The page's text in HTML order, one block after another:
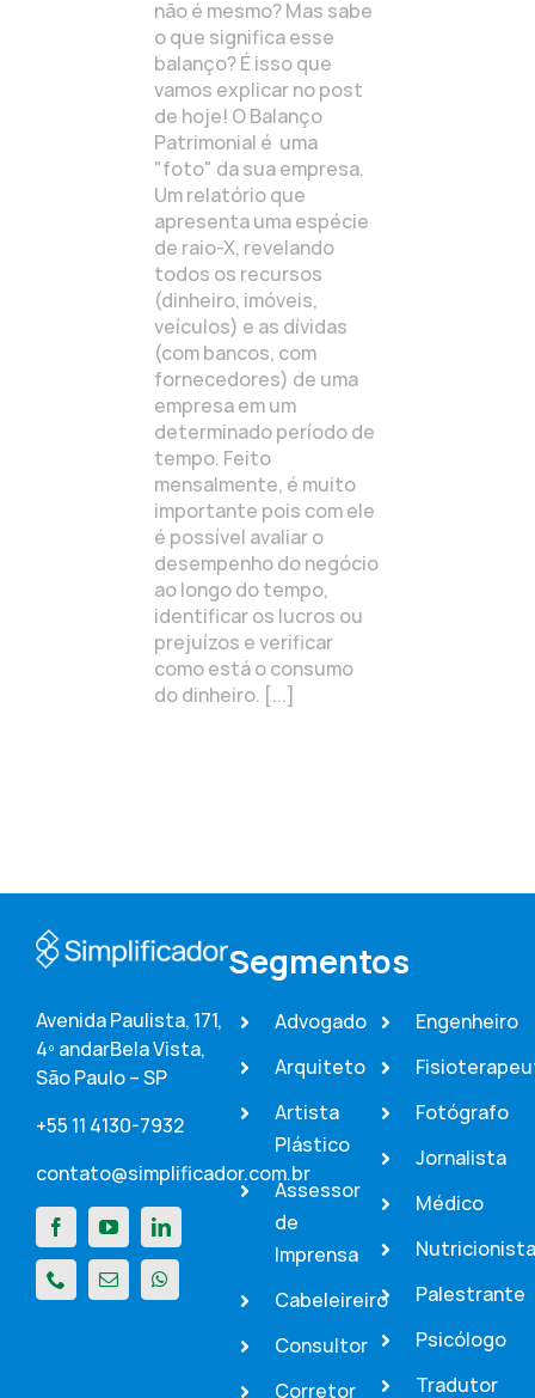
não é mesmo? Mas sabe
o que significa esse
balanço? É isso que
vamos explicar no post
de hoje! O Balanço
Patrimonial é uma
"foto" da sua empresa.
Um relatório que
apresenta uma espécie
de raio-X, revelando
todos os recursos
(dinheiro, imóveis,
veículos) e as dívidas
(com bancos, com
fornecedores) de uma
empresa em um
determinado período de
tempo. Feito
mensalmente, é muito
importante pois com ele
é possível avaliar o
desempenho do negócio
ao longo do tempo,
identificar os lucros ou
prejuízos e verificar
como está o consumo
do dinheiro. [...]
Avenida Paulista, 171,
4º andarBela Vista,
São Paulo – SP
+55 11 4130-7932
contato@simplificador.com.br
Segmentos
Advogado
Arquiteto
Artista
Plástico
Assessor
de
Imprensa
Cabeleireiro
Consultor
Corretor
Engenheiro
Fotógrafo
Jornalista
Médico
Nutricionista
Palestrante
Psicólogo
Tradutor